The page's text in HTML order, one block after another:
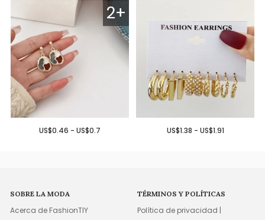
2+
US$0.46 - US$0.7 US$1.38 - US$1.91
SOBRE LA MODA
Acerca de FashionTIY
TÉRMINOS Y POLÍTICAS
Política de privacidad |